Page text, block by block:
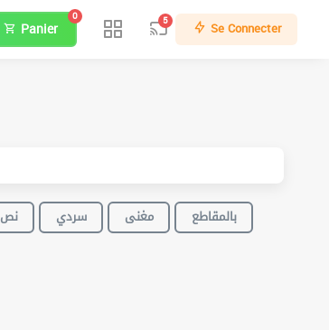
Panier
0 5 Se Connecter
نص سردي مغنى
بالمقاطع